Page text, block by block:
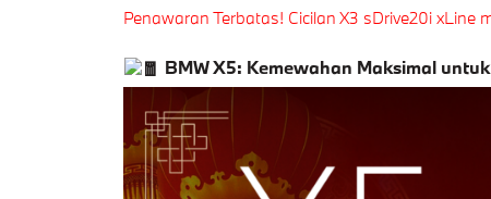
Penawaran Terbatas! Cicilan X3 sDrive20i xLine
BMW X5: Kemewahan Maksimal